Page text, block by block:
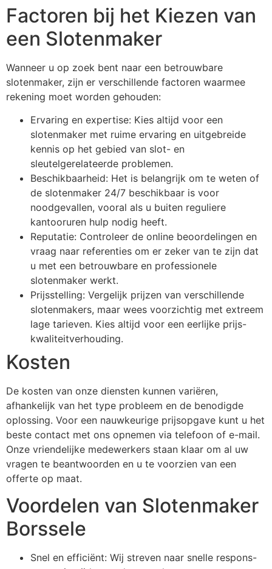
Factoren bij het Kiezen van
een Slotenmaker
Wanneer u op zoek bent naar een betrouwbare
slotenmaker, zijn er verschillende factoren waarmee
rekening moet worden gehouden:
Ervaring en expertise: Kies altijd voor een
slotenmaker met ruime ervaring en uitgebreide
kennis op het gebied van slot- en
sleutelgerelateerde problemen.
Beschikbaarheid: Het is belangrijk om te weten of
de slotenmaker 24/7 beschikbaar is voor
noodgevallen, vooral als u buiten reguliere
kantooruren hulp nodig heeft.
Reputatie: Controleer de online beoordelingen en
vraag naar referenties om er zeker van te zijn dat
u met een betrouwbare en professionele
slotenmaker werkt.
Prijsstelling: Vergelijk prijzen van verschillende
slotenmakers, maar wees voorzichtig met extreem
lage tarieven. Kies altijd voor een eerlijke prijs-
kwaliteitverhouding.
Kosten
De kosten van onze diensten kunnen variëren,
afhankelijk van het type probleem en de benodigde
oplossing. Voor een nauwkeurige prijsopgave kunt u het
beste contact met ons opnemen via telefoon of e-mail.
Onze vriendelijke medewerkers staan klaar om al uw
vragen te beantwoorden en u te voorzien van een
offerte op maat.
Voordelen van Slotenmaker
Borssele
Snel en efficiënt: Wij streven naar snelle respons-